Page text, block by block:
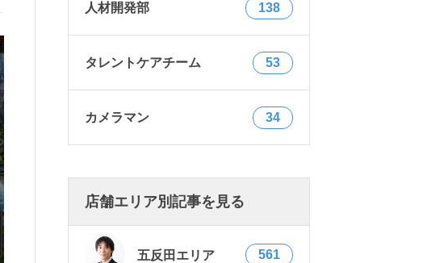
人材開発部 138
タレントケアチーム 53
カメラマン 34
店舗エリア別記事を見る
五反田エリア 561